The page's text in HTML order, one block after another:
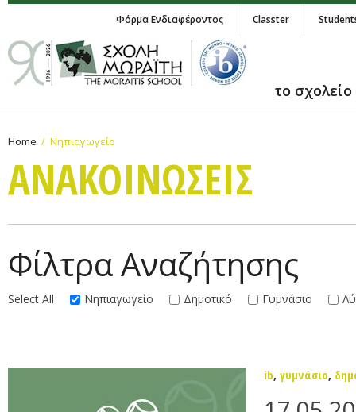
Φόρμα Ενδιαφέροντος Classter
το σχολείο
Home Νηπιαγωγείο
ΑΝΑΚΟΙΝΩΣΕΙΣ
Φίλτρα Αναζήτησης
Select All Νηπιαγωγείο Δημοτικό Γυμνάσιο
ib, γυμνάσιο,